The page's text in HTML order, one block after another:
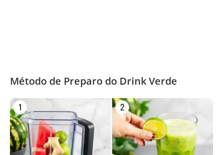
Método de Preparo do Drink Verde